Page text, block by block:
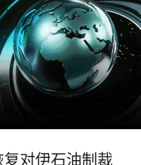
对伊石油制裁